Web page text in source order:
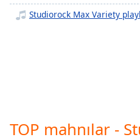
Descriptions
settings,
Studiorock Max Variety
TOP mahnılar -